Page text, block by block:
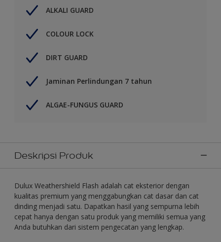
ALKALI GUARD
COLOUR LOCK
DIRT GUARD
Jaminan Perlindungan 7 tahun
ALGAE-FUNGUS GUARD
Deskripsi Produk
Dulux Weathershield Flash adalah cat eksterior dengan
kualitas premium yang menggabungkan cat dasar dan cat
dinding menjadi satu. Dapatkan hasil yang sempurna lebih
cepat hanya dengan satu produk yang memiliki semua yang
Anda butuhkan dari sistem pengecatan yang lengkap.